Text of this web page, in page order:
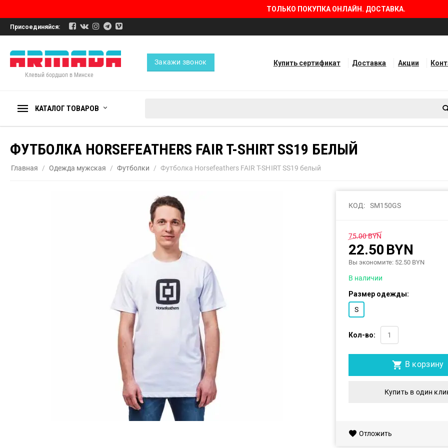
ТОЛЬКО ПОКУПКА ОНЛАЙН. ДОСТАВКА.
Присоединяйся:
Клевый бордшоп в Минске
Закажи звонок Купить сертификат Доставка Акции
КАТАЛОГ ТОВАРОВ
ФУТБОЛКА HORSEFEATHERS FAIR T-SHIRT SS19 БЕЛЫЙ
Главная / Одежда мужская / Футболки / Футболка Horsefeathers FAIR T-SHIRT SS19 белый
КОД: SM150GS
75.00BYN
22.50 BYN
Вы экономите: 52.50 BYN
В наличии
Размер одежды:
S
Кол-во:
В корзину
Купить в один
Отложить